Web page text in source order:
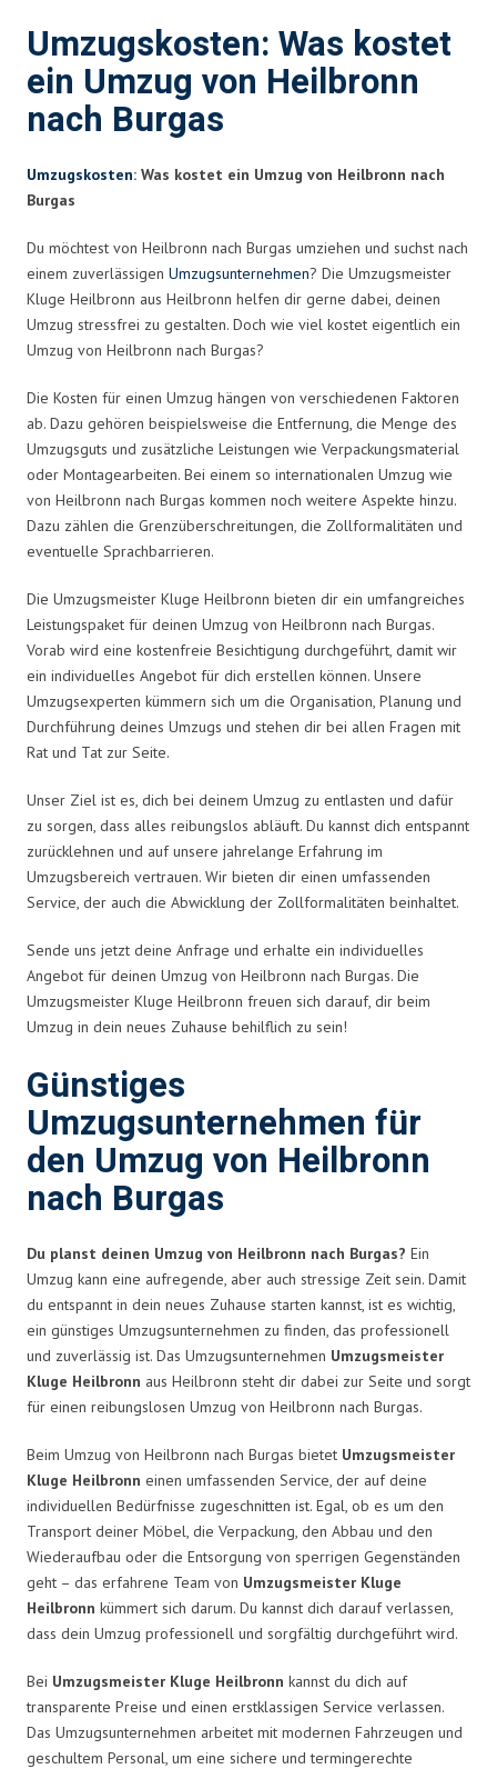
Umzugskosten: Was kostet
ein Umzug von Heilbronn
nach Burgas
Umzugskosten: Was kostet ein Umzug von Heilbronn nach
Burgas
Du möchtest von Heilbronn nach Burgas umziehen und suchst nach
einem zuverlässigen Umzugsunternehmen? Die Umzugsmeister
Kluge Heilbronn aus Heilbronn helfen dir gerne dabei, deinen
Umzug stressfrei zu gestalten. Doch wie viel kostet eigentlich ein
Umzug von Heilbronn nach Burgas?
Die Kosten für einen Umzug hängen von verschiedenen Faktoren
ab. Dazu gehören beispielsweise die Entfernung, die Menge des
Umzugsguts und zusätzliche Leistungen wie Verpackungsmaterial
oder Montagearbeiten. Bei einem so internationalen Umzug wie
von Heilbronn nach Burgas kommen noch weitere Aspekte hinzu.
Dazu zählen die Grenzüberschreitungen, die Zollformalitäten und
eventuelle Sprachbarrieren.
Die Umzugsmeister Kluge Heilbronn bieten dir ein umfangreiches
Leistungspaket für deinen Umzug von Heilbronn nach Burgas.
Vorab wird eine kostenfreie Besichtigung durchgeführt, damit wir
ein individuelles Angebot für dich erstellen können. Unsere
Umzugsexperten kümmern sich um die Organisation, Planung und
Durchführung deines Umzugs und stehen dir bei allen Fragen mit
Rat und Tat zur Seite.
Unser Ziel ist es, dich bei deinem Umzug zu entlasten und dafür
zu sorgen, dass alles reibungslos abläuft. Du kannst dich entspannt
zurücklehnen und auf unsere jahrelange Erfahrung im
Umzugsbereich vertrauen. Wir bieten dir einen umfassenden
Service, der auch die Abwicklung der Zollformalitäten beinhaltet.
Sende uns jetzt deine Anfrage und erhalte ein individuelles
Angebot für deinen Umzug von Heilbronn nach Burgas. Die
Umzugsmeister Kluge Heilbronn freuen sich darauf, dir beim
Umzug in dein neues Zuhause behilflich zu sein!
Günstiges
Umzugsunternehmen für
den Umzug von Heilbronn
nach Burgas
Du planst deinen Umzug von Heilbronn nach Burgas? Ein
Umzug kann eine aufregende, aber auch stressige Zeit sein. Damit
du entspannt in dein neues Zuhause starten kannst, ist es wichtig,
ein günstiges Umzugsunternehmen zu finden, das professionell
und zuverlässig ist. Das Umzugsunternehmen Umzugsmeister
Kluge Heilbronn aus Heilbronn steht dir dabei zur Seite und sorgt
für einen reibungslosen Umzug von Heilbronn nach Burgas.
Beim Umzug von Heilbronn nach Burgas bietet Umzugsmeister
Kluge Heilbronn einen umfassenden Service, der auf deine
individuellen Bedürfnisse zugeschnitten ist. Egal, ob es um den
Transport deiner Möbel, die Verpackung, den Abbau und den
Wiederaufbau oder die Entsorgung von sperrigen Gegenständen
geht – das erfahrene Team von Umzugsmeister Kluge
Heilbronn kümmert sich darum. Du kannst dich darauf verlassen,
dass dein Umzug professionell und sorgfältig durchgeführt wird.
Bei Umzugsmeister Kluge Heilbronn kannst du dich auf
transparente Preise und einen erstklassigen Service verlassen.
Das Umzugsunternehmen arbeitet mit modernen Fahrzeugen und
geschultem Personal, um eine sichere und termingerechte